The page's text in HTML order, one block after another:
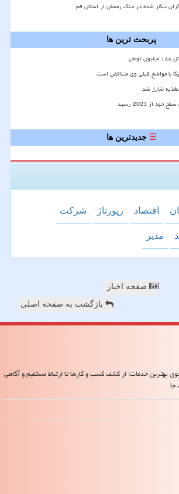
بیکار شده در جنگ رمضان از استان قم
پربحث ترین ها
با مواضع قبلی وی متناقض است
شارژ شد
از 2023 رسید
جدیدترین ها
اقتصاد رپورتاژ شركت
مدیر
صفحه اخبار
بازگشت به صفحه اصلی
بهترین خدمات؛ از کشف کسب و کارها تا ارتباط مستقیم و آگاهی
جا